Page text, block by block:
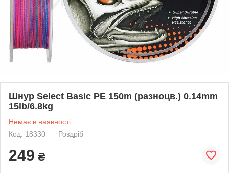
Шнур Select Basic PE 150m (разноцв.) 0.14mm
15lb/6.8kg
Немає в наявності
Код: 18330
Роздріб
249 ₴